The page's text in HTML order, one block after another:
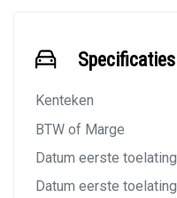
Specificaties
Kenteken
BTW of Marge
Datum eerste toelating
Datum eerste toelating